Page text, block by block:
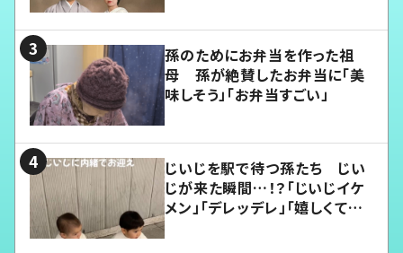
孫のためにお弁当を作った祖
母 孫が絶賛したお弁当に「美
味しそう」「お弁当すごい」
じいじを駅で待つ孫たち じい
じが来た瞬間…！？「じいじイケ
メン」「デレッデレ」「嬉しくて可